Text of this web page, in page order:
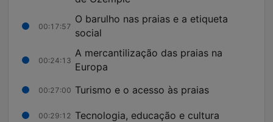
00:17:57
O barulho nas praias e a etiqueta
social
00:24:13
A mercantilização das praias na
Europa
00:27:00 Turismo e o acesso às praias
00:29:12 Tecnologia, educação e cultura